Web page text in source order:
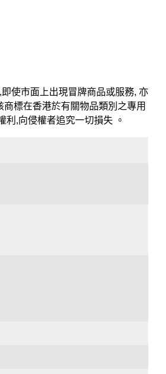
使市面上出現冒牌商品或服務, 亦
標在香港於有關物品類別之專用
,向侵權者追究一切損失 。